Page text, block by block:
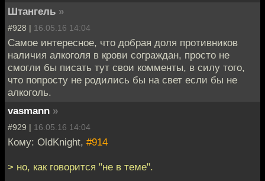
Штангель »
#928 | 16.05.16 14:04
Самое интересное, что добрая доля противников
наличия алкоголя в крови сограждан, просто не
смогли бы писать тут свои комменты, в силу того,
что попросту не родились бы на свет если бы не
алкоголь.
vasmann »
#929 | 16.05.16 14:04
Кому: OldKnight, #914
> но, как говорится "не в теме".